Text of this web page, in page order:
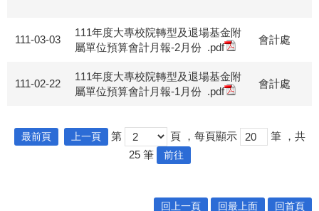
111-03-03
111年度大專校院轉型及退場基金附
屬單位預算會計月報-2月份 .pdf
會計處
111-02-22
111年度大專校院轉型及退場基金附
屬單位預算會計月報-1月份 .pdf
會計處
最前頁 上一頁 第 頁 ，每頁顯示 筆
，共
25 筆 前往
回上一頁 回最上面 回首頁